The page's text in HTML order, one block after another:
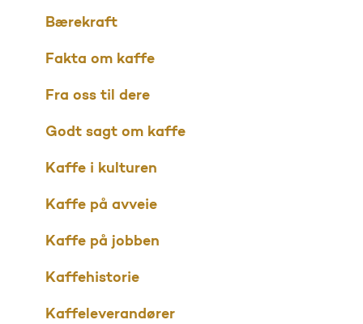
Bærekraft
Fakta om kaffe
Fra oss til dere
Godt sagt om kaffe
Kaffe i kulturen
Kaffe på avveie
Kaffe på jobben
Kaffehistorie
Kaffeleverandører